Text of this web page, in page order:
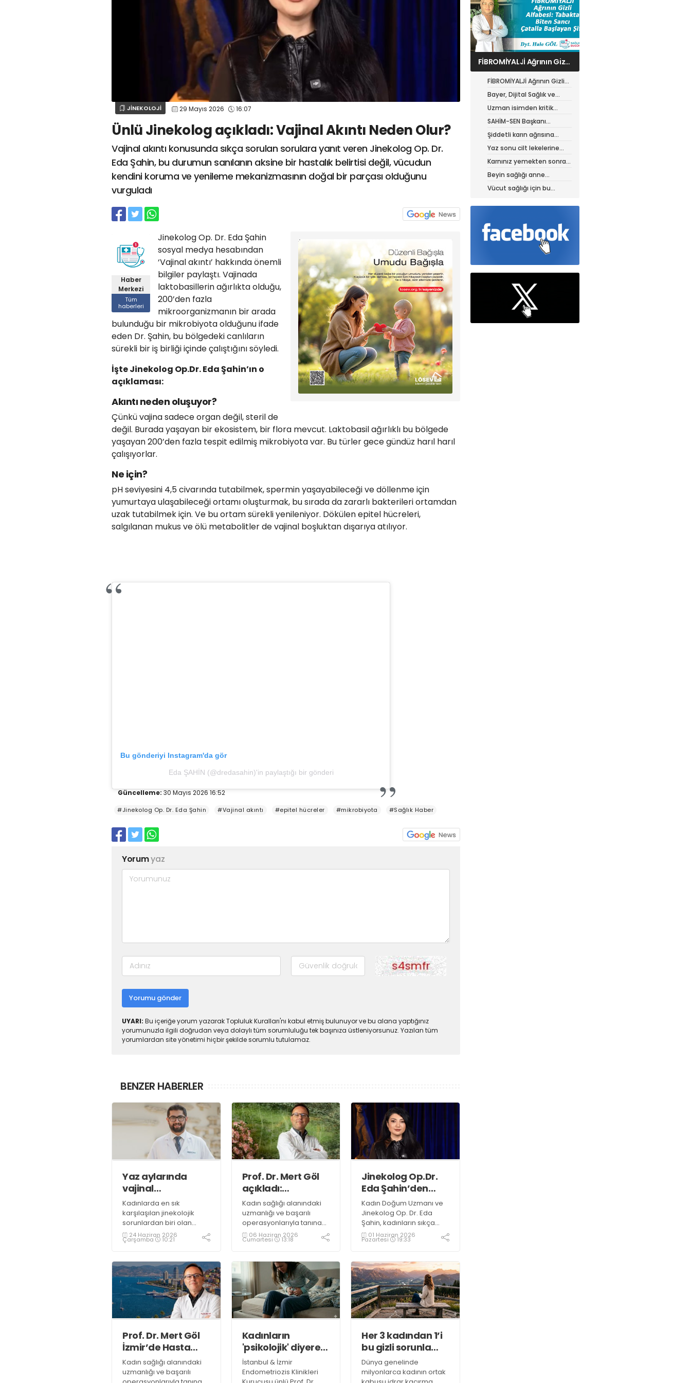
JİNEKOLOJİ 29 Mayıs 2026 16:07
Ünlü Jinekolog açıkladı: Vajinal Akıntı Neden Olur?
Vajinal akıntı konusunda sıkça sorulan sorulara yanıt veren Jinekolog Op. Dr.
Eda Şahin, bu durumun sanılanın aksine bir hastalık belirtisi değil, vücudun
kendini koruma ve yenileme mekanizmasının doğal bir parçası olduğunu
vurguladı
Haber
Merkezi
Tüm
haberleri
Jinekolog Op. Dr. Eda Şahin
sosyal medya hesabından
‘Vajinal akıntı’ hakkında önemli
bilgiler paylaştı. Vajinada
laktobasillerin ağırlıkta olduğu,
200’den fazla
mikroorganizmanın bir arada
bulunduğu bir mikrobiyota olduğunu ifade
eden Dr. Şahin, bu bölgedeki canlıların
sürekli bir iş birliği içinde çalıştığını söyledi.
İşte Jinekolog Op.Dr. Eda Şahin’ın o
açıklaması:
Akıntı neden oluşuyor?
Çünkü vajina sadece organ değil, steril de
değil. Burada yaşayan bir ekosistem, bir flora mevcut. Laktobasil ağırlıklı bu bölgede
yaşayan 200’den fazla tespit edilmiş mikrobiyota var. Bu türler gece gündüz harıl harıl
çalışıyorlar.
Ne için?
pH seviyesini 4,5 civarında tutabilmek, spermin yaşayabileceği ve döllenme için
yumurtaya ulaşabileceği ortamı oluşturmak, bu sırada da zararlı bakterileri ortamdan
uzak tutabilmek için. Ve bu ortam sürekli yenileniyor. Dökülen epitel hücreleri,
salgılanan mukus ve ölü metabolitler de vajinal boşluktan dışarıya atılıyor.
Bu gönderiyi Instagram'da gör
Eda ŞAHİN (@dredasahin)'in paylaştığı bir gönderi
Güncelleme: 30 Mayıs 2026 16:52
#Jinekolog Op. Dr. Eda Şahin #Vajinal akıntı #epitel hücreler #mikrobiyota #Sağlık Haber
Yorumyaz
Yorumu gönder
UYARI: Bu içeriğe yorum yazarak Topluluk Kuralları'nı kabul etmiş bulunuyor ve bu alana yaptığınız
yorumunuzla ilgili doğrudan veya dolaylı tüm sorumluluğu tek başınıza üstleniyorsunuz. Yazılan tüm
yorumlardan site yönetimi hiçbir şekilde sorumlu tutulamaz.
BENZER HABERLER
Yaz aylarında
vajinal
enfeksiyonlara
dikkat
Kadınlarda en sık
karşılaşılan jinekolojik
sorunlardan biri olan
vajinal enfeksiyonlar da
bu dönemde daha sık
Medicana Sağlık Grubu
Kadın Hastalıkları ve
Doğum Uzmanı Op. Dr.
Fatih Mehmet Kaya,
özellikle yaz döneminde
vajinal sağlığın
korunmasına yönelik
önlemlerin önem
kazandığını söyledi
24 Haziran 2026
Çarşamba 10:21
Prof. Dr. Mert Göl
açıkladı:
Endometriozis
ameliyatında kızlık
zarı etkilenir mi?
Kadın sağlığı alanındaki
uzmanlığı ve başarılı
operasyonlarıyla tanınan
Prof. Dr. Mert Göl en çok
merak edilen
ameliyatında kızlık zarı
etkilenir mi?’ sorusuna
açıklık getirdi
06 Haziran 2026
Cumartesi 13:18
Jinekolog Op.Dr.
Eda Şahin’den
akıntıya karşı
‘Bilinçsiz
Müdahale’ uyarısı
Kadın Doğum Uzmanı ve
Jinekolog Op. Dr. Eda
Şahin, kadınların sıkça
karşılaştığı akıntı
şikayetlerinde yapılan
tedavi sürecini
zorlaştırdığını belirterek
kritik uyarılarda bulundu
01 Haziran 2026
Pazartesi 19:33
Prof. Dr. Mert Göl
İzmir’de Hasta
Kabulüne Başlıyor
Kadın sağlığı alanındaki
uzmanlığı ve başarılı
Kadınların
'psikolojik' diyerek
geçiştirdiği Büyük
Tehlike:
İstanbul & İzmir
Endometriozis Klinikleri
Her 3 kadından 1’i
bu gizli sorunla
savaşıyor
Dünya genelinde
milyonlarca kadının ortak
Bayer, Dijital Sağlık ve
Tarım Girişimleri Haritası
Başvurularını Başlattı
FİBROMİYALJİ Ağrının Gizli
Alfabesi: Tabakta Biten
Sancı, Çatalla Başlayan
Şifa
Bayer, Dijital Sağlık ve
Tarım Girişimleri Haritası
Başvurularını Başlattı
Uzman isimden kritik
ürolojik sorun uyarısı
SAHİM-SEN Başkanı
Akarken: Kalıcı çözüm şart
Şiddetli karın ağrısına
dikkat
Yaz sonu cilt lekelerine
karşı önlem zamanı
Karnınız yemekten sonra
neden şişiyor?
Beyin sağlığı anne
karnında başlıyor!
Vücut sağlığı için bu